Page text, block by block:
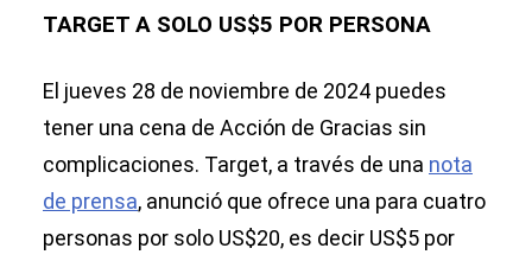
TARGET A SOLO US$5 POR PERSONA
El jueves 28 de noviembre de 2024 puedes
tener una cena de Acción de Gracias sin
complicaciones. Target, a través de una nota
de prensa, anunció que ofrece una para cuatro
personas por solo US$20, es decir US$5 por